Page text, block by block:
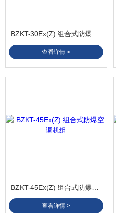
查看详情 >
查看详情 >